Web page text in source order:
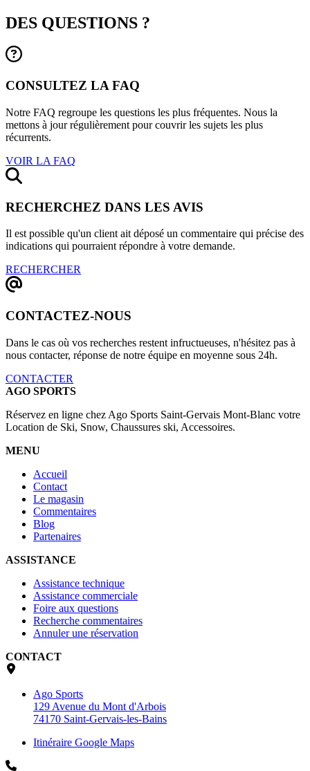
DES QUESTIONS ?
CONSULTEZ LA FAQ
Notre FAQ regroupe les questions les plus fréquentes. Nous la
mettons à jour régulièrement pour couvrir les sujets les plus
récurrents.
VOIR LA FAQ
RECHERCHEZ DANS LES AVIS
Il est possible qu'un client ait déposé un commentaire qui précise des
indications qui pourraient répondre à votre demande.
RECHERCHER
CONTACTEZ-NOUS
Dans le cas où vos recherches restent infructueuses, n'hésitez pas à
nous contacter, réponse de notre équipe en moyenne sous 24h.
CONTACTER
AGO SPORTS
Réservez en ligne chez Ago Sports Saint-Gervais Mont-Blanc votre
Location de Ski, Snow, Chaussures ski, Accessoires.
MENU
Accueil
Contact
Le magasin
Commentaires
Blog
Partenaires
ASSISTANCE
Assistance technique
Assistance commerciale
Foire aux questions
Recherche commentaires
Annuler une réservation
CONTACT
Ago Sports
129 Avenue du Mont d'Arbois
74170 Saint-Gervais-les-Bains
Itinéraire Google Maps